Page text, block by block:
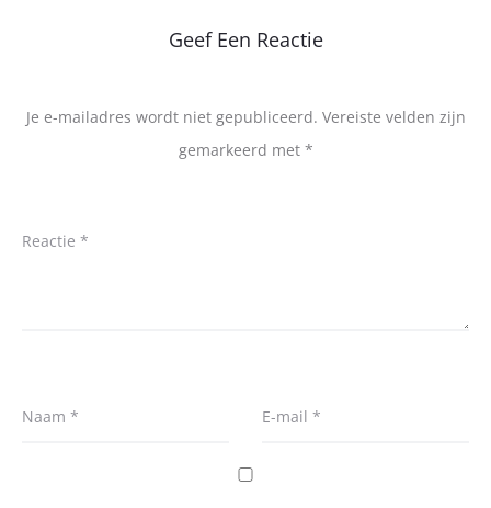
Geef Een Reactie
Je e-mailadres wordt niet gepubliceerd. Vereiste velden zijn
gemarkeerd met *
Reactie *
Naam * E-mail *